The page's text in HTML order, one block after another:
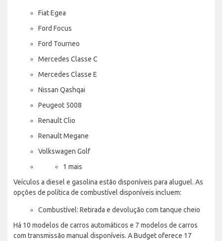
Fiat Egea
Ford Focus
Ford Tourneo
Mercedes Classe C
Mercedes Classe E
Nissan Qashqai
Peugeot 5008
Renault Clio
Renault Megane
Volkswagen Golf
1 mais
Veículos a diesel e gasolina estão disponíveis para aluguel. As
opções de política de combustível disponíveis incluem:
Combustível: Retirada e devolução com tanque cheio
Há 10 modelos de carros automáticos e 7 modelos de carros
com transmissão manual disponíveis. A Budget oferece 17